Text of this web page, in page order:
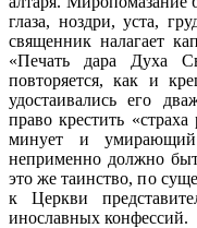
глаза, ноздри, уста,
священник налагает
«Печать дара Духа
повторяется, как и
удостаивались его
право крестить
минует и умирающий
неприменно должно
это же таинство, по
к Церкви
инославных конфессий.